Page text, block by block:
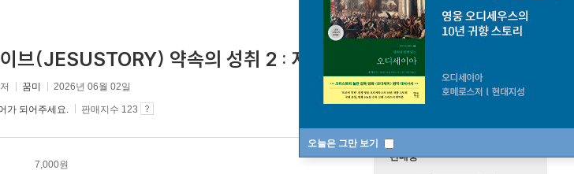
오늘은 그만 보기
브(JESUSTORY) 약속의 성취 2 : 저학년 인도자용
저 꿈미 2026년 06월 02일
가 되어주세요. 판매지수 123
7,000원
판매중